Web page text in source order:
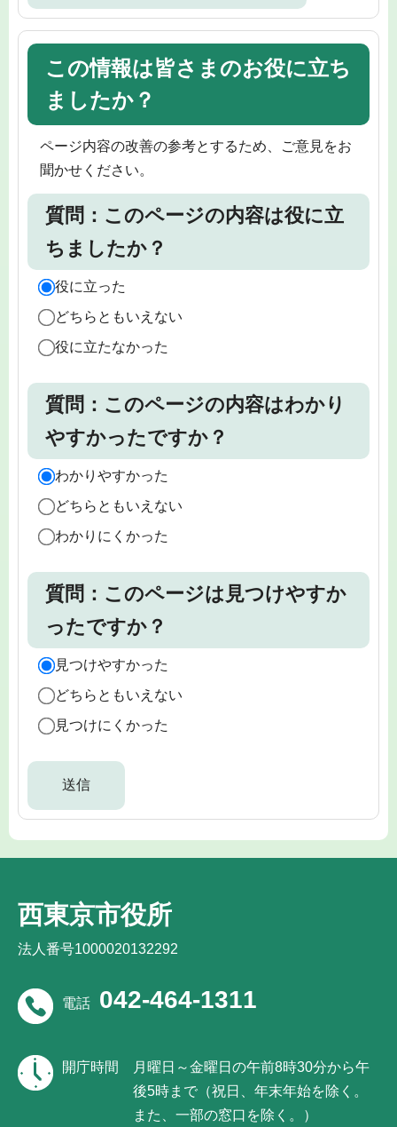
この情報は皆さまのお役に立ち
ましたか？
ページ内容の改善の参考とするため、ご意見をお
聞かせください。
質問：このページの内容は役に立
ちましたか？
役に立った
どちらともいえない
役に立たなかった
質問：このページの内容はわかり
やすかったですか？
わかりやすかった
どちらともいえない
わかりにくかった
質問：このページは見つけやすか
ったですか？
見つけやすかった
どちらともいえない
見つけにくかった
西東京市役所
法人番号1000020132292
電話 042-464-1311
開庁時間
月曜日～金曜日の午前8時30分から午
後5時まで（祝日、年末年始を除く。
また、一部の窓口を除く。）